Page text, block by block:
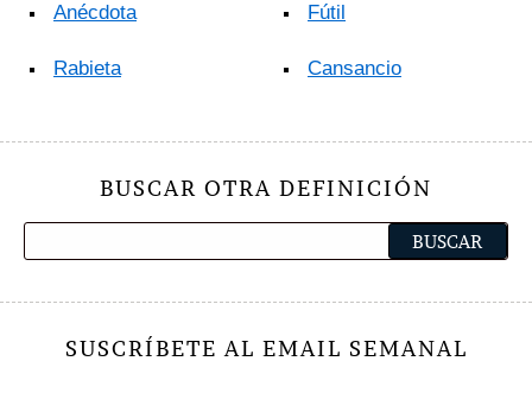
Anécdota
Rabieta
Fútil
Cansancio
BUSCAR OTRA DEFINICIÓN
SUSCRÍBETE AL EMAIL SEMANAL